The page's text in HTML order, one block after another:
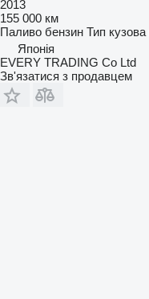
2013
155 000 км
Паливо бензин Тип кузова
Японія
EVERY TRADING Co Ltd
Зв'язатися з продавцем